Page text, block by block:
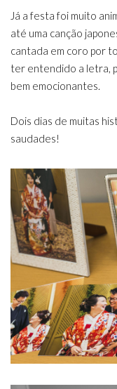
Já a festa foi muito
até uma canção
cantada em coro por
ter entendido a letra,
bem emocionantes.
Dois dias de muitas
saudades!